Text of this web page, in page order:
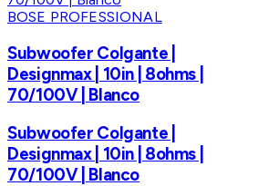
BOSE PROFESSIONAL
Subwoofer Colgante |
Designmax | 10in | 8ohms |
70/100V | Blanco
Subwoofer Colgante |
Designmax | 10in | 8ohms |
70/100V | Blanco